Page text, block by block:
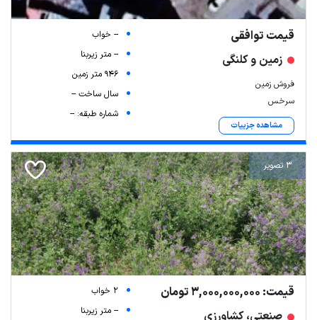
قیمت توافقی
زمین و کلنگی
فروش زمین
سرخس
مشاهده جزییات
-- خواب
-- متر زیربنا
946 متر زمین
سال ساخت --
شماره طبقه: --
3 تصویر
قیمت: 3,000,000,000 تومان
صنعتی، کشاورزی
2 خواب
-- متر زیربنا